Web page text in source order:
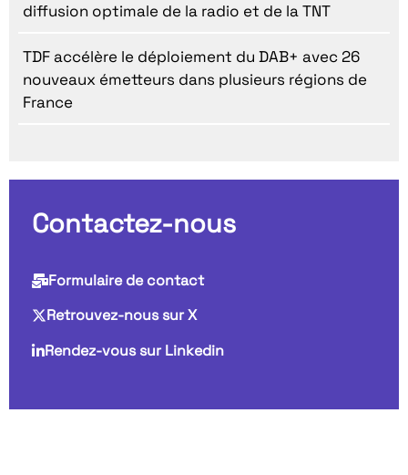
diffusion optimale de la radio et de la TNT
TDF accélère le déploiement du DAB+ avec 26
nouveaux émetteurs dans plusieurs régions de
France
Contactez-nous
Formulaire de contact
Retrouvez-nous sur X
Rendez-vous sur Linkedin